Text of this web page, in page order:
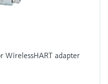
adapter